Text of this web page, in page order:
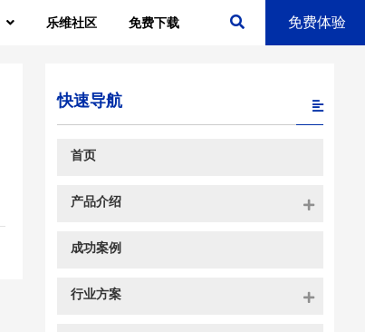
免费体验
乐维社区 免费下载
快速导航
首页
产品介绍
成功案例
行业方案